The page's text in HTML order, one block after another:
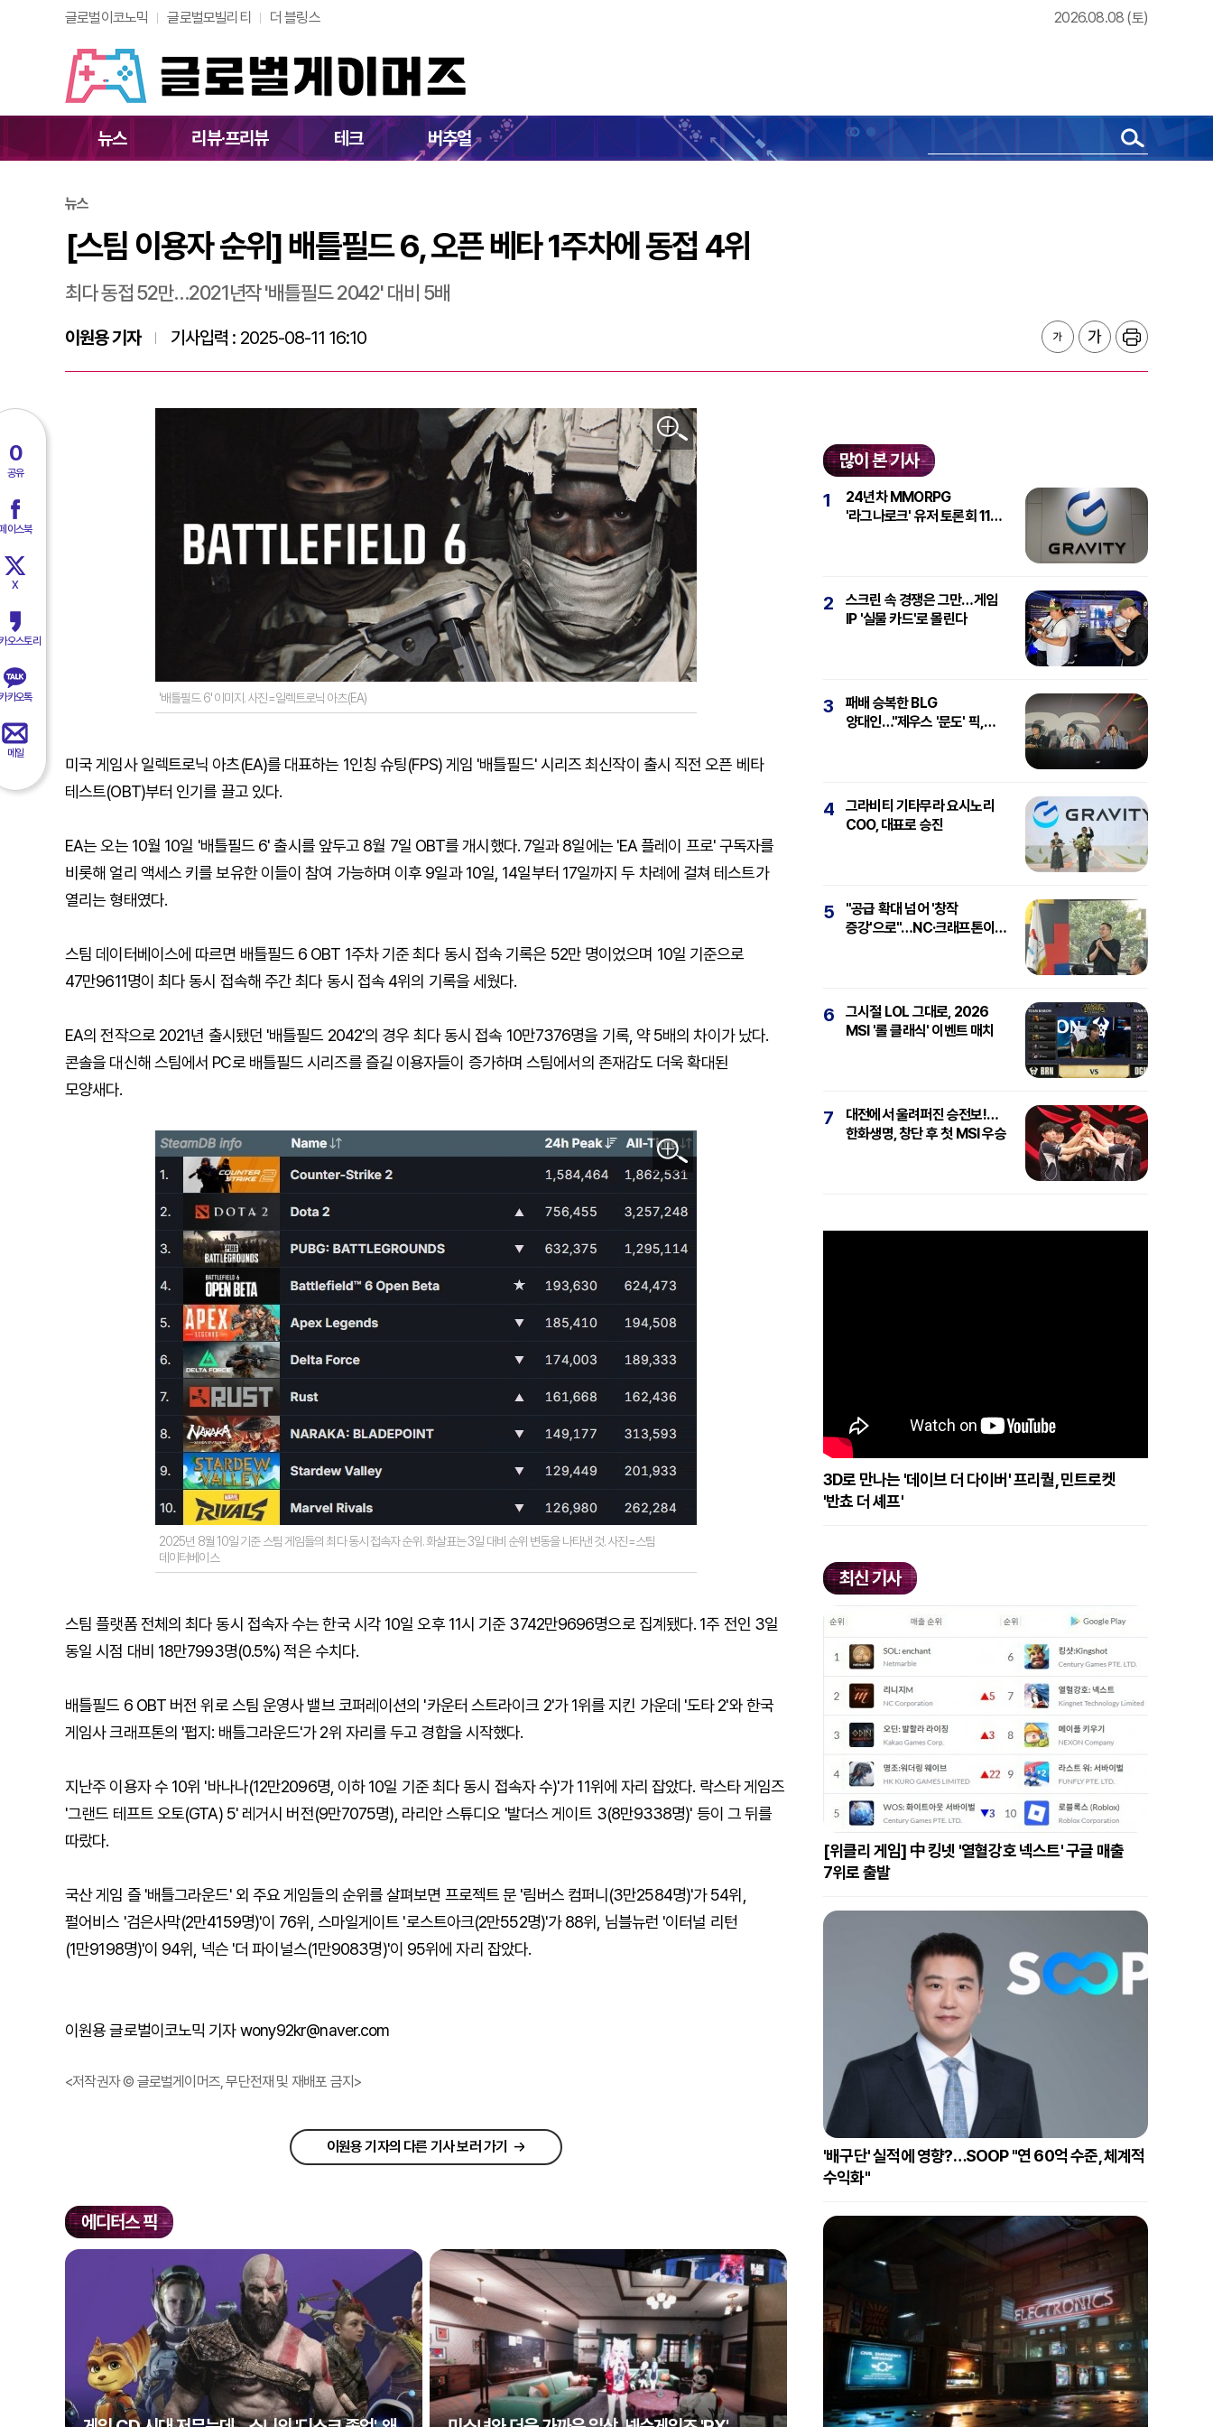
글로벌이코노믹 글로벌모빌리티 더 블링스 2026.08.08 (토)
뉴스 리뷰·프리뷰 테크 버추얼
[스팀 이용자 순위] 배틀필드 6, 오픈 베타 1주차에 동접 4위
0
공유
이스북
X
오스토리
카오톡
메일
뉴스
[스팀 이용자 순위] 배틀필드 6, 오픈 베타 1주차에 동접 4위
최다 동접 52만…2021년작 '배틀필드 2042' 대비 5배
이원용 기자 기사입력 : 2025-08-11 16:10
'배틀필드 6' 이미지. 사진=일렉트로닉 아츠(EA)
미국 게임사 일렉트로닉 아츠(EA)를 대표하는 1인칭 슈팅(FPS) 게임 '배틀필드' 시리즈 최신작이 출시 직전 오픈 베타
테스트(OBT)부터 인기를 끌고 있다.
EA는 오는 10월 10일 '배틀필드 6' 출시를 앞두고 8월 7일 OBT를 개시했다. 7일과 8일에는 'EA 플레이 프로' 구독자를
비롯해 얼리 액세스 키를 보유한 이들이 참여 가능하며 이후 9일과 10일, 14일부터 17일까지 두 차례에 걸쳐 테스트가
열리는 형태였다.
스팀 데이터베이스에 따르면 배틀필드 6 OBT 1주차 기준 최다 동시 접속 기록은 52만 명이었으며 10일 기준으로
47만9611명이 최다 동시 접속해 주간 최다 동시 접속 4위의 기록을 세웠다.
EA의 전작으로 2021년 출시됐던 '배틀필드 2042'의 경우 최다 동시 접속 10만7376명을 기록, 약 5배의 차이가 났다.
콘솔을 대신해 스팀에서 PC로 배틀필드 시리즈를 즐길 이용자들이 증가하며 스팀에서의 존재감도 더욱 확대된
모양새다.
2025년 8월 10일 기준 스팀 게임들의 최다 동시 접속자 순위. 화살표는 3일 대비 순위 변동을 나타낸 것. 사진=스팀
데이터베이스
스팀 플랫폼 전체의 최다 동시 접속자 수는 한국 시각 10일 오후 11시 기준 3742만9696명으로 집계됐다. 1주 전인 3일
동일 시점 대비 18만7993명(0.5%) 적은 수치다.
배틀필드 6 OBT 버전 위로 스팀 운영사 밸브 코퍼레이션의 '카운터 스트라이크 2'가 1위를 지킨 가운데 '도타 2'와 한국
게임사 크래프톤의 '펍지: 배틀그라운드'가 2위 자리를 두고 경합을 시작했다.
지난주 이용자 수 10위 '바나나(12만2096명, 이하 10일 기준 최다 동시 접속자 수)'가 11위에 자리 잡았다. 락스타 게임즈
'그랜드 테프트 오토(GTA) 5' 레거시 버전(9만7075명), 라리안 스튜디오 '발더스 게이트 3(8만9338명)' 등이 그 뒤를
따랐다.
국산 게임 즐 '배틀그라운드' 외 주요 게임들의 순위를 살펴보면 프로젝트 문 '림버스 컴퍼니(3만2584명)'가 54위,
펄어비스 '검은사막(2만4159명)'이 76위, 스마일게이트 '로스트아크(2만552명)'가 88위, 님블뉴런 '이터널 리턴
(1만9198명)'이 94위, 넥슨 '더 파이널스(1만9083명)'이 95위에 자리 잡았다.
이원용 글로벌이코노믹 기자 wony92kr@naver.com
<저작권자 © 글로벌게이머즈, 무단전재 및 재배포 금지>
이원용 기자의 다른 기사 보러 가기
에디터스 픽
많이 본 기사
1
24년차 MMORPG
'라그나로크' 유저 토론회 11일
2
스크린 속 경쟁은 그만…게임
IP '실물 카드'로 몰린다
3
패배 승복한 BLG
양대인…"제우스 '문도' 픽,
4
그라비티 기타무라 요시노리
COO, 대표로 승진
5
"공급 확대 넘어 '창작
증강'으로"…NC·크래프톤이
6
그시절 LOL 그대로, 2026
MSI '롤 클래식' 이벤트 매치
7
대전에서 울려퍼진 승전보!…
한화생명, 창단 후 첫 MSI 우승
3D로 만나는 '데이브 더 다이버' 프리퀄, 민트로켓
'반쵸 더 셰프'
최신 기사
[위클리 게임] 中 킹넷 '열혈강호 넥스트' 구글 매출
7위로 출발
'배구단' 실적에 영향?…SOOP "연 60억 수준, 체계적
수익화"